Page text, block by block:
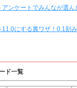
ンケートでみんなが選ん
11.0にする裏ワザ！0.1刻
ド一覧